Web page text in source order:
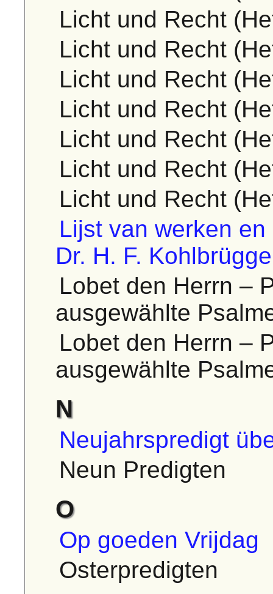
Licht und Recht
Licht und Recht
Licht und Recht
Licht und Recht
Licht und Recht
Licht und Recht
Licht und Recht
Lijst van werken
Dr. H. F. Kohlbrügge
Lobet den Herrn –
ausgewählte
Lobet den Herrn –
ausgewählte
N
Neujahrspredigt
Neun Predigten
O
Op goeden Vrijdag
Osterpredigten